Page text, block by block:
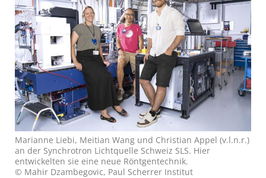
Marianne Liebi, Meitian Wang und Christian Appel (v.l.n.r.)
an der Synchrotron Lichtquelle Schweiz SLS. Hier
entwickelten sie eine neue Röntgentechnik.
© Mahir Dzambegovic, Paul Scherrer Institut